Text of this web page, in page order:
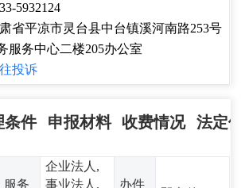
5932124
省平凉市灵台县中台镇溪河南路253号
服务中心二楼205办公室
投诉
条件 申报材料 收费情况 法定
服务
企业法人,
事业法人,
办件